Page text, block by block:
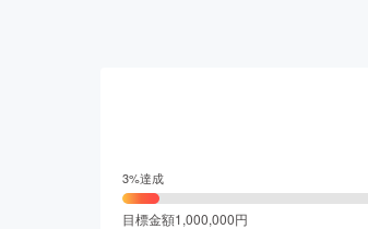
3%達成
目標金額1,000,000円